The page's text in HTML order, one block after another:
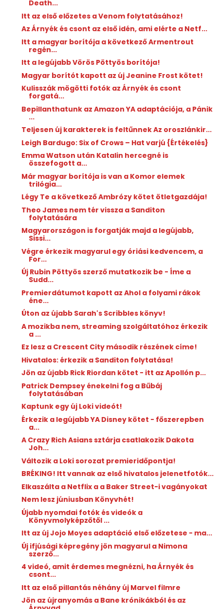
Death...
Itt az első előzetes a Venom folytatásához!
Az Árnyék és csont az első idén, ami elérte a Netf...
Itt a magyar borítója a következő Armentrout
regén...
Itt a legújabb Vörös Pöttyös borítója!
Magyar borítót kapott az új Jeanine Frost kötet!
Kulisszák mögötti fotók az Árnyék és csont
forgatá...
Bepillanthatunk az Amazon YA adaptációja, a Pánik
...
Teljesen új karakterek is feltűnnek Az oroszlánkir...
Leigh Bardugo: Six ​of Crows – Hat varjú {Értékelés}
Emma Watson után Katalin hercegné is
összefogott a...
Már magyar borítója is van a Komor elemek
trilógia...
Légy Te a következő Ambrózy kötet ötletgazdája!
Theo James nem tér vissza a Sanditon
folytatására
Magyarországon is forgatják majd a legújabb,
Sissi...
Végre érkezik magyarul egy óriási kedvencem, a
For...
Új Rubin Pöttyös szerző mutatkozik be - Íme a
Sudd...
Premierdátumot kapott az Ahol ​a folyami rákok
éne...
Úton az újabb Sarah's Scribbles könyv!
A mozikba nem, streaming szolgáltatóhoz érkezik
a ...
Ez lesz a Crescent City második részének címe!
Hivatalos: érkezik a Sanditon folytatása!
Jön az újabb Rick Riordan kötet - itt az Apollón p...
Patrick Dempsey énekelni fog a Bűbáj
folytatásában
Kaptunk egy új Loki videót!
Érkezik a legújabb YA Disney kötet - főszerepben
a...
A Crazy Rich Asians sztárja csatlakozik Dakota
Joh...
Változik a Loki sorozat premieridőpontja!
BRÉKING! Itt vannak az első hivatalos jelenetfotók...
Elkaszálta a Netflix a a Baker Street-i vagányokat
Nem lesz júniusban Könyvhét!
Újabb nyomdai fotók és videók a
Könyvmolyképzőtől ...
Itt az új Jojo Moyes adaptáció első előzetese - ma...
Új ifjúsági képregény jön magyarul a Nimona
szerző...
4 videó, amit érdemes megnézni, ha Árnyék és
csont...
Itt az első pillantás néhány új Marvel filmre
Jön az újranyomás a Bane krónikákból és az